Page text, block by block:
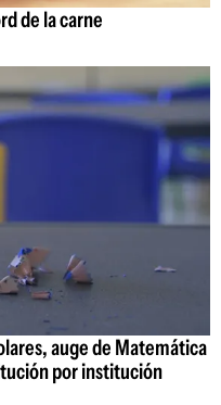
de la carne
auge de Matemática
por institución